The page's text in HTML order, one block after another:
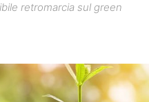
retromarcia sul green